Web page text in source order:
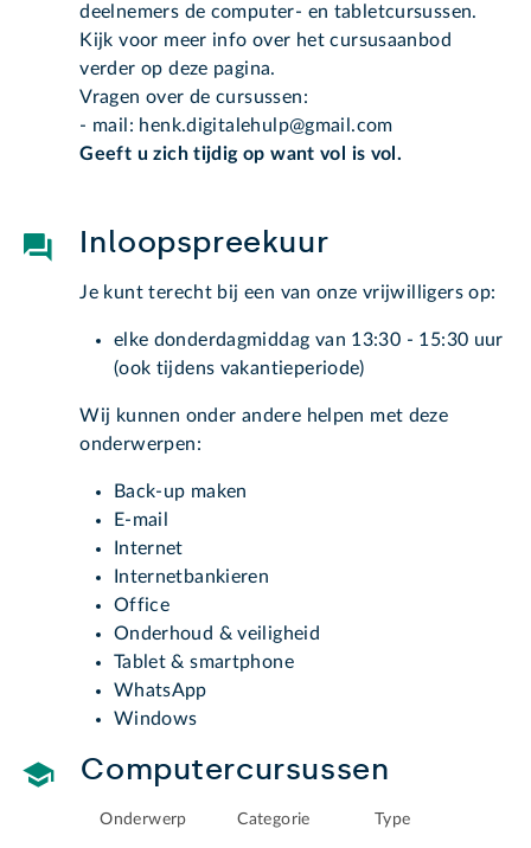
deelnemers de computer- en tabletcursussen.
Kijk voor meer info over het cursusaanbod
verder op deze pagina.
Vragen over de cursussen:
- mail: henk.digitalehulp@gmail.com
Geeft u zich tijdig op want vol is vol.
Inloopspreekuur
Je kunt terecht bij een van onze vrijwilligers op:
elke donderdagmiddag van 13:30 - 15:30 uur
(ook tijdens vakantieperiode)
Wij kunnen onder andere helpen met deze
onderwerpen:
Back-up maken
E-mail
Internet
Internetbankieren
Office
Onderhoud & veiligheid
Tablet & smartphone
WhatsApp
Windows
Computercursussen
Onderwerp Categorie Type